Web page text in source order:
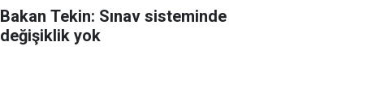
Bakan Tekin: Sınav sisteminde
değişiklik yok